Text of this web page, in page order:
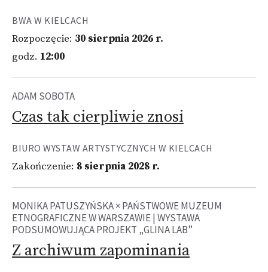
BWA W KIELCACH
Rozpoczęcie: 30 sierpnia 2026 r.
godz. 12:00
ADAM SOBOTA
Czas tak cierpliwie znosi
BIURO WYSTAW ARTYSTYCZNYCH W KIELCACH
Zakończenie: 8 sierpnia 2028 r.
MONIKA PATUSZYŃSKA × PAŃSTWOWE MUZEUM
ETNOGRAFICZNE W WARSZAWIE | WYSTAWA
PODSUMOWUJĄCA PROJEKT „GLINA LAB”
Z archiwum zapominania